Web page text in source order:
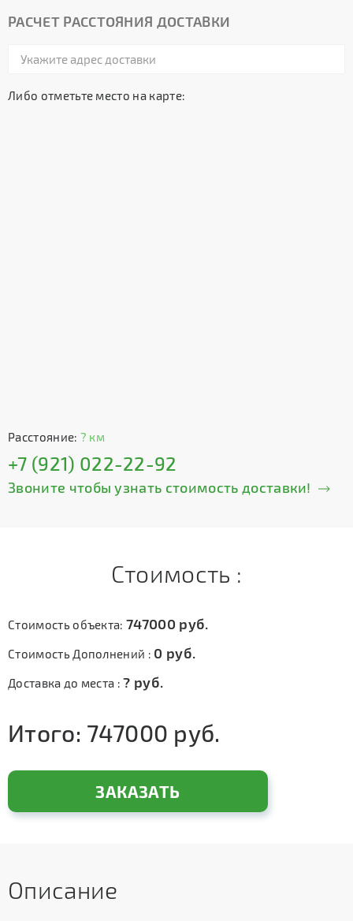
РАСЧЕТ РАССТОЯНИЯ ДОСТАВКИ
Либо отметьте место на карте:
Расстояние: ? км
+7 (921) 022-22-92
Звоните чтобы узнать стоимость доставки!
Стоимость :
Стоимость объекта:747000 руб.
Стоимость Дополнений : 0 руб.
Доставка до места :? руб.
Итого: 747000 руб.
ЗАКАЗАТЬ
Описание